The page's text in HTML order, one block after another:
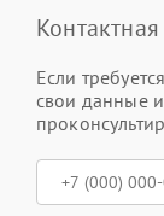
Если
свои данные